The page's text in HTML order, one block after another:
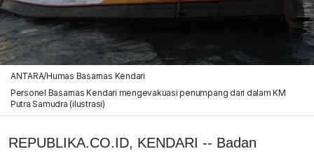
ANTARA/Humas Basarnas Kendari
Personel Basarnas Kendari mengevakuasi penumpang dari dalam KM
Putra Samudra (ilustrasi)
REPUBLIKA.CO.ID, KENDARI -- Badan